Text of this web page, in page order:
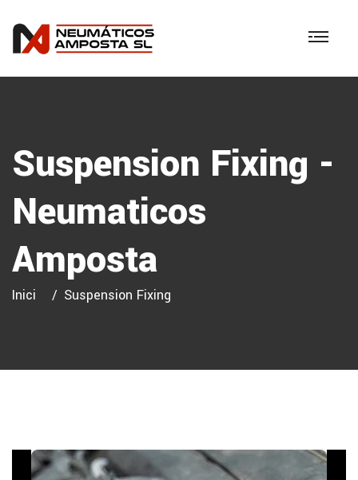
Suspension Fixing -
Neumaticos
Amposta
Inici Suspension Fixing